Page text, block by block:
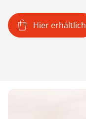
Hier erhältlich